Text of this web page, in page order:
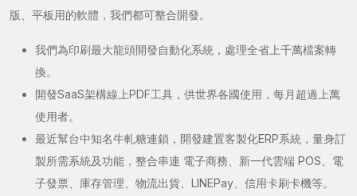
版、平板用的軟體，我們都可整合開發。
我們為印刷最大龍頭開發自動化系統，處理全省上千萬檔案轉
換。
開發SaaS架構線上PDF工具，供世界各國使用，每月超過上萬
使用者。
最近幫台中知名牛軋糖連鎖，開發建置客製化ERP系統，量身訂
製所需系統及功能，整合串連 電子商務、新一代雲端 POS、電
子發票、庫存管理、物流出貨、LINEPay、信用卡刷卡機等。